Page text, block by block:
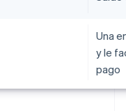
Una
y le
pago